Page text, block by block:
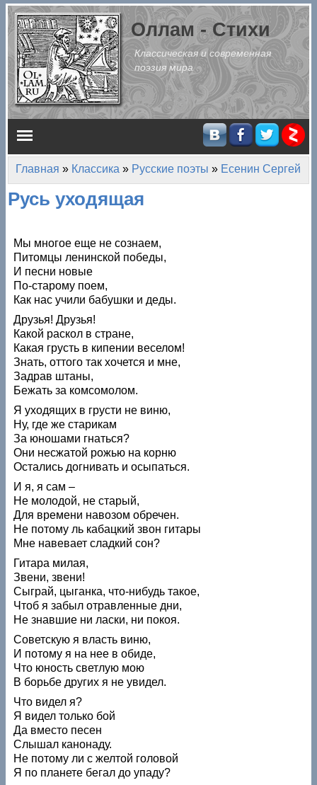
Перейти к основному содержанию
Оллам - Стихи
Классическая и современная
поэзия мира
Главное меню
Вы здесь
Главная » Классика » Русские поэты » Есенин Сергей
Русь уходящая
Мы многое еще не сознаем,
Питомцы ленинской победы,
И песни новые
По‑старому поем,
Как нас учили бабушки и деды.
Друзья! Друзья!
Какой раскол в стране,
Какая грусть в кипении веселом!
Знать, оттого так хочется и мне,
Задрав штаны,
Бежать за комсомолом.
Я уходящих в грусти не виню,
Ну, где же старикам
За юношами гнаться?
Они несжатой рожью на корню
Остались догнивать и осыпаться.
И я, я сам –
Не молодой, не старый,
Для времени навозом обречен.
Не потому ль кабацкий звон гитары
Мне навевает сладкий сон?
Гитара милая,
Звени, звени!
Сыграй, цыганка, что‑нибудь такое,
Чтоб я забыл отравленные дни,
Не знавшие ни ласки, ни покоя.
Советскую я власть виню,
И потому я на нее в обиде,
Что юность светлую мою
В борьбе других я не увидел.
Что видел я?
Я видел только бой
Да вместо песен
Слышал канонаду.
Не потому ли с желтой головой
Я по планете бегал до упаду?